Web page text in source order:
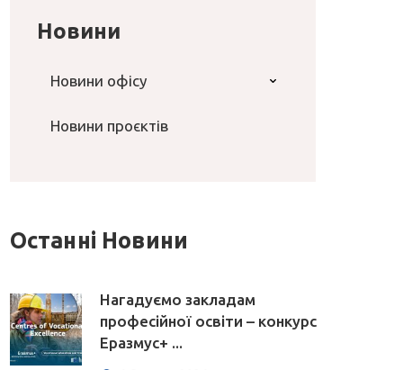
Новини
Новини офісу
Новини проєктів
Останні Новини
Нагадуємо закладам
професійної освіти – конкурс
Еразмус+ ...